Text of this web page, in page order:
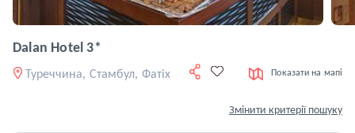
Dalan Hotel 3*
Туреччина, Стамбул, Фатіх Показати на мапі
Змінити критерії пошуку